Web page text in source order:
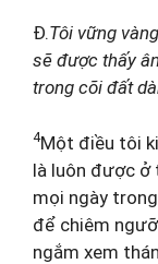
Đ.Tôi vững
sẽ được thấy
trong cõi đất
4Một điều tôi
là luôn được ở
mọi ngày
để chiêm
ngắm xem